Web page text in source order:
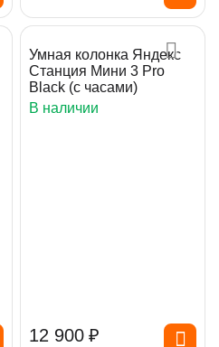
Умная колонка Яндекс
Станция Мини 3 Pro
Black (с часами)
В наличии
12 900 ₽